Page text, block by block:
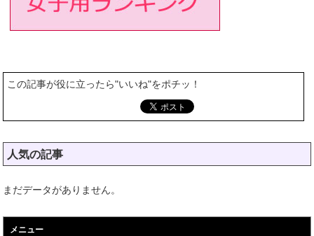
この記事が役に立ったら"いいね"をポチッ！
人気の記事
まだデータがありません。
メニュー